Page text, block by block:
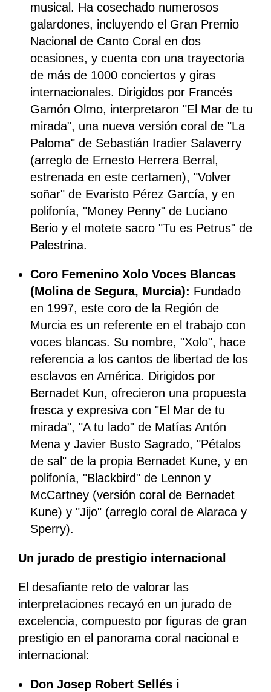
musical. Ha cosechado numerosos
galardones, incluyendo el Gran Premio
Nacional de Canto Coral en dos
ocasiones, y cuenta con una trayectoria
de más de 1000 conciertos y giras
internacionales. Dirigidos por Francés
Gamón Olmo, interpretaron "El Mar de tu
mirada", una nueva versión coral de "La
Paloma" de Sebastián Iradier Salaverry
(arreglo de Ernesto Herrera Berral,
estrenada en este certamen), "Volver
soñar" de Evaristo Pérez García, y en
polifonía, "Money Penny" de Luciano
Berio y el motete sacro "Tu es Petrus" de
Palestrina.
Coro Femenino Xolo Voces Blancas
(Molina de Segura, Murcia): Fundado
en 1997, este coro de la Región de
Murcia es un referente en el trabajo con
voces blancas. Su nombre, "Xolo", hace
referencia a los cantos de libertad de los
esclavos en América. Dirigidos por
Bernadet Kun, ofrecieron una propuesta
fresca y expresiva con "El Mar de tu
mirada", "A tu lado" de Matías Antón
Mena y Javier Busto Sagrado, "Pétalos
de sal" de la propia Bernadet Kune, y en
polifonía, "Blackbird" de Lennon y
McCartney (versión coral de Bernadet
Kune) y "Jijo" (arreglo coral de Alaraca y
Sperry).
Un jurado de prestigio internacional
El desafiante reto de valorar las
interpretaciones recayó en un jurado de
excelencia, compuesto por figuras de gran
prestigio en el panorama coral nacional e
internacional:
Don Josep Robert Sellés i